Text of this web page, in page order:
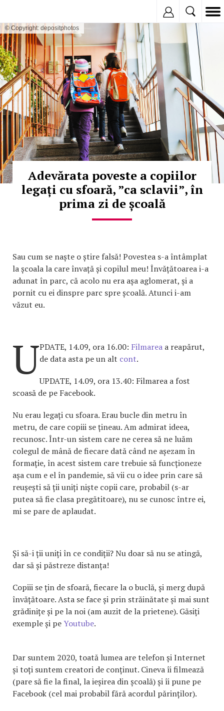
© Copyright: depositphotos
Adevărata poveste a copiilor
legați cu sfoară, ”ca sclavii”, în
prima zi de școală
Sau cum se naște o știre falsă! Povestea s-a întâmplat
la școala la care învață și copilul meu! Învățătoarea i-a
adunat în parc, că acolo nu era așa aglomerat, și a
pornit cu ei dinspre parc spre școală. Atunci i-am
văzut eu.
UPDATE, 14.09, ora 16.00: Filmarea a reapărut,
de data asta pe un alt cont.
UPDATE, 14.09, ora 13.40: Filmarea a fost
scoasă de pe Facebook.
Nu erau legați cu sfoara. Erau bucle din metru în
metru, de care copiii se țineau. Am admirat ideea,
recunosc. Într-un sistem care ne cerea să ne luăm
colegul de mână de fiecare dată când ne așezam în
formație, în acest sistem care trebuie să funcționeze
așa cum e el în pandemie, să vii cu o idee prin care să
reușești să ții uniți niște copii care, probabil (s-ar
putea să fie clasa pregătitoare), nu se cunosc între ei,
mi se pare de aplaudat.
Și să-i ții uniți în ce condiții? Nu doar să nu se atingă,
dar să și păstreze distanța!
Copiii se țin de sfoară, fiecare la o buclă, și merg după
învățătoare. Asta se face și prin străinătate și mai sunt
grădinițe și pe la noi (am auzit de la prietene). Găsiți
exemple și peYoutube.
Dar suntem 2020, toată lumea are telefon și Internet
și toți suntem creatori de conținut. Cineva îi filmează
(pare să fie la final, la ieșirea din școală) și îi pune pe
Facebook (cel mai probabil fără acordul părinților).